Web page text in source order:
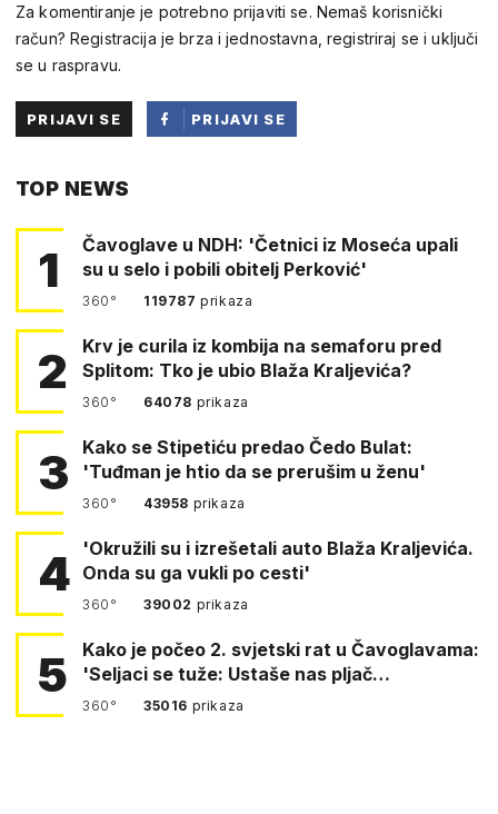
Za komentiranje je potrebno prijaviti se. Nemaš korisnički
račun? Registracija je brza i jednostavna, registriraj se i uključi
se u raspravu.
PRIJAVI SE
PRIJAVI SE
TOP NEWS
1
Čavoglave u NDH: 'Četnici iz Moseća upali
su u selo i pobili obitelj Perković'
360° 119787prikaza
2
Krv je curila iz kombija na semaforu pred
Splitom: Tko je ubio Blaža Kraljevića?
360° 64078 prikaza
3
Kako se Stipetiću predao Čedo Bulat:
'Tuđman je htio da se prerušim u ženu'
360° 43958 prikaza
4
'Okružili su i izrešetali auto Blaža Kraljevića.
Onda su ga vukli po cesti'
360° 39002 prikaza
5
Kako je počeo 2. svjetski rat u Čavoglavama:
'Seljaci se tuže: Ustaše nas pljač…
360° 35016 prikaza